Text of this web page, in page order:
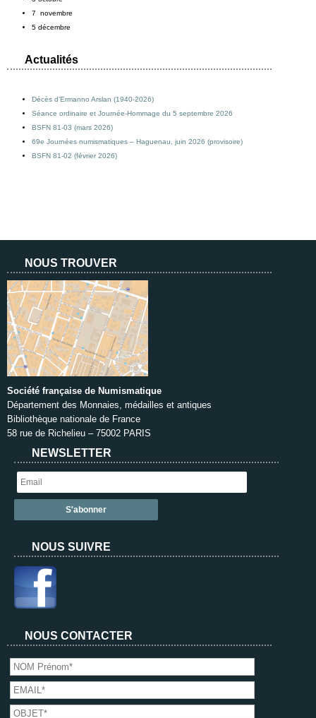
7 novembre
5 décembre
Actualités
Décès d’Ermanno Arslan (1940-2026)
Séance ordinaire et Journée-Hommage du 5 septembre 2026
BSFN 81-03 (mars 2026)
69e Journées numismatiques – Haguenau, juin 2026 (provisoire)
BSFN 81-02 (février 2026)
NOUS TROUVER
Société française de Numismatique
Département des Monnaies, médailles et antiques
Bibliothèque nationale de France
58 rue de Richelieu – 75002 PARIS
NEWSLETTER
NOUS SUIVRE
NOUS CONTACTER